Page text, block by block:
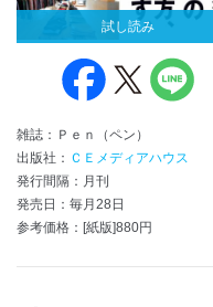
試し読み
雑誌：Ｐｅｎ（ペン）
出版社： ＣＥメディアハウス
発行間隔：月刊
発売日：毎月28日
参考価格：[紙版]880円